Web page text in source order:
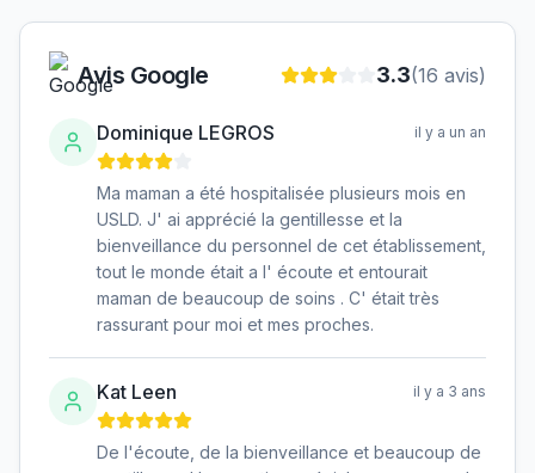
Avis Google 3.3(16 avis)
Dominique LEGROS il y a un an
Ma maman a été hospitalisée plusieurs mois en
USLD. J' ai apprécié la gentillesse et la
bienveillance du personnel de cet établissement,
tout le monde était a l' écoute et entourait
maman de beaucoup de soins . C' était très
rassurant pour moi et mes proches.
Kat Leen il y a 3 ans
De l'écoute, de la bienveillance et beaucoup de